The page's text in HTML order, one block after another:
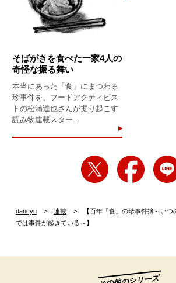
そばがきを食べた一家4人の
奇怪な振る舞い
本当にあった「食」にまつわる
珍事件を、フードアクティビス
トの松浦達也さんが掘り起こす
読み物連載スター...
dancyu 連載
【百年「食」の珍事件簿～い
では事件が起きている～】